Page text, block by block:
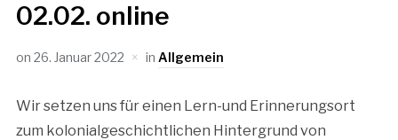
02.02. online
on 26. Januar 2022 in Allgemein
Wir setzen uns für einen Lern-und Erinnerungsort
zum kolonialgeschichtlichen Hintergrund von